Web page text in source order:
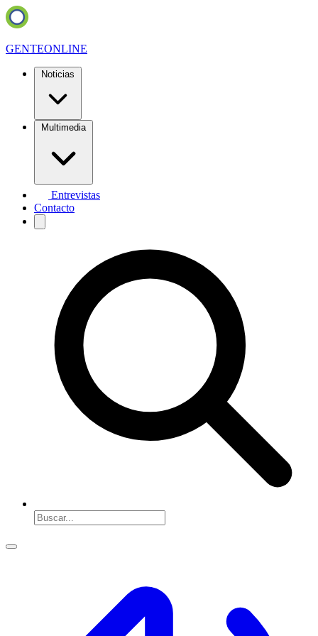
GENTEONLINE
Noticias
Multimedia
Entrevistas
Contacto